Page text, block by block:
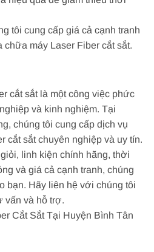
tôi cung cấp giá cả cạnh tranh
máy Laser Fiber cắt sắt.
cắt sắt là một công việc phức
và kinh nghiệm. Tại
chúng tôi cung cấp dịch vụ
cắt sắt chuyên nghiệp và uy tín.
linh kiện chính hãng, thời
và giá cả cạnh tranh, chúng
bạn. Hãy liên hệ với chúng tôi
vấn và hỗ trợ.
Cắt Sắt Tại Huyện Bình Tân